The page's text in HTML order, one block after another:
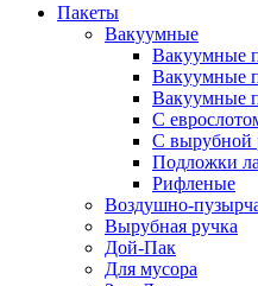
Пакеты
Вакуумные
Вакуумные
Вакуумные
Вакуумные
С
С вырубной
Подложки
Рифленые
Воздушно-
Вырубная ручка
Дой-Пак
Для мусора